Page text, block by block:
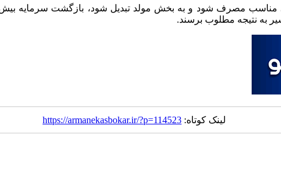
مصرف شود و به بخش مولد تبدیل شود، بازگشت سرمایه بیش از
به نتیجه مطلوب برسند.
لینک کوتاه: https://armanekasbokar.ir/?p=114523